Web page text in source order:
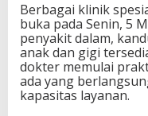
Berbagai klinik
buka pada Senin, 5
penyakit dalam,
anak dan gigi
dokter memulai
ada yang
kapasitas layanan.